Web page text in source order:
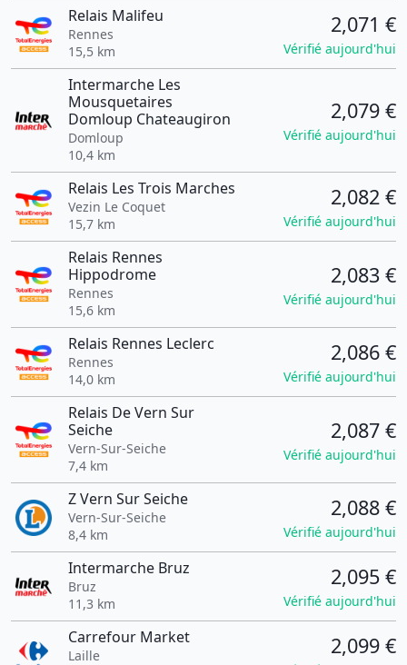
Relais Malifeu
Rennes
15,5 km
2,071 €
Vérifié aujourd'hui
Intermarche Les
Mousquetaires
Domloup Chateaugiron
Domloup
10,4 km
2,079 €
Vérifié aujourd'hui
Relais Les Trois Marches
Vezin Le Coquet
15,7 km
2,082 €
Vérifié aujourd'hui
Relais Rennes
Hippodrome
Rennes
15,6 km
2,083 €
Vérifié aujourd'hui
Relais Rennes Leclerc
Rennes
14,0 km
2,086 €
Vérifié aujourd'hui
Relais De Vern Sur
Seiche
Vern-Sur-Seiche
7,4 km
2,087 €
Vérifié aujourd'hui
Z Vern Sur Seiche
Vern-Sur-Seiche
8,4 km
2,088 €
Vérifié aujourd'hui
Intermarche Bruz
Bruz
11,3 km
2,095 €
Vérifié aujourd'hui
Carrefour Market
Laille
2,099 €